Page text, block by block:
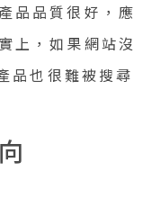
品品質很好，應
上，如果網站沒
品也很難被搜尋